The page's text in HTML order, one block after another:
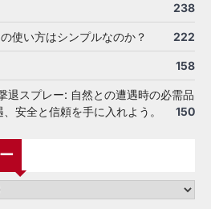
238
使い方はシンプルなのか？ 222
158
退スプレー: 自然との遭遇時の必需品
安全と信頼を手に入れよう。
150